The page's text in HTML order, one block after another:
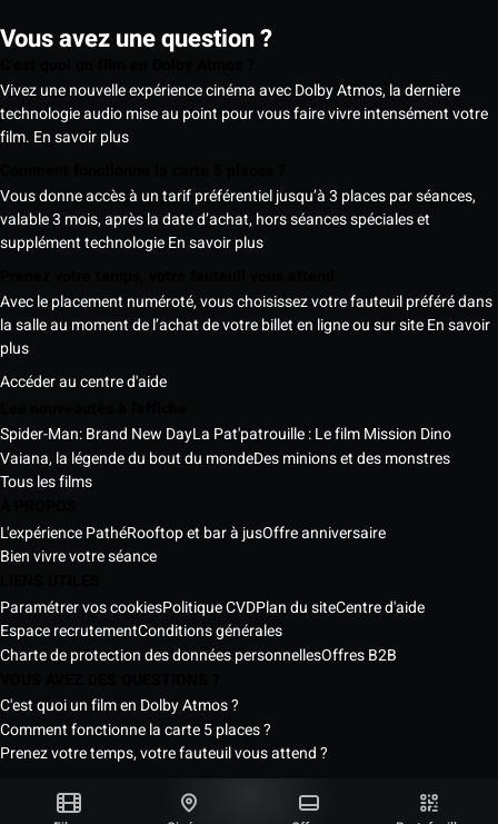
Vous avez une question ?
Vivez une nouvelle expérience cinéma avec Dolby Atmos, la dernière
technologie audio mise au point pour vous faire vivre intensément votre
film. En savoir plus
Vous donne accès à un tarif préférentiel jusqu’à 3 places par séances,
valable 3 mois, après la date d’achat, hors séances spéciales et
supplément technologieEn savoir plus
Avec le placement numéroté, vous choisissez votre fauteuil préféré dans
la salle au moment de l’achat de votre billet en ligne ou sur siteEn savoir
plus
Accéder au centre d'aide
Spider-Man: Brand New DayLa Pat'patrouille : Le film Mission Dino
Vaiana, la légende du bout du mondeDes minions et des monstres
Tous les films
L'expérience PathéRooftop et bar à jusOffre anniversaire
Bien vivre votre séance
Paramétrer vos cookiesPolitique CVDPlan du siteCentre d'aide
Espace recrutementConditions générales
Charte de protection des données personnellesOffres B2B
C'est quoi un film en Dolby Atmos ?
Comment fonctionne la carte 5 places ?
Prenez votre temps, votre fauteuil vous attend ?
Les Cinémas Pathé Sénégal © 2026